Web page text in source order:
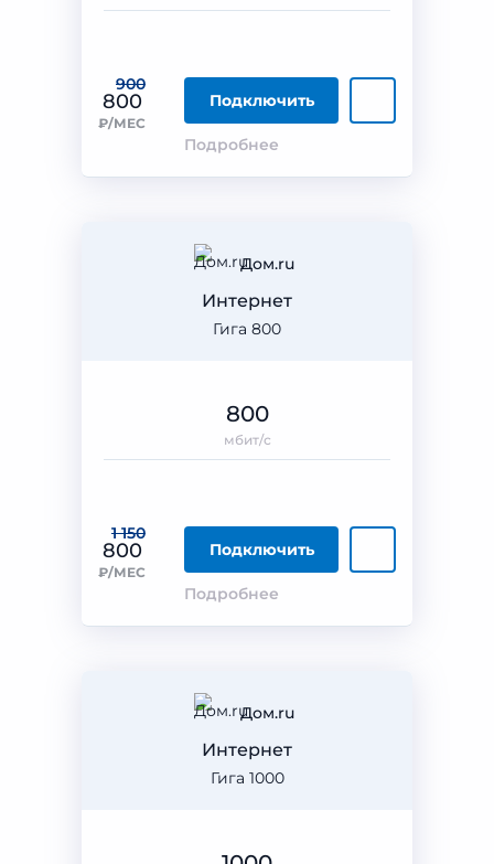
900
800
₽/МЕС
Подключить
Подробнее
Дом.ru
Гига 800
Интернет
1 150
800
₽/МЕС
Подключить
Подробнее
800
мбит/с
Дом.ru
Гига 1000
Интернет